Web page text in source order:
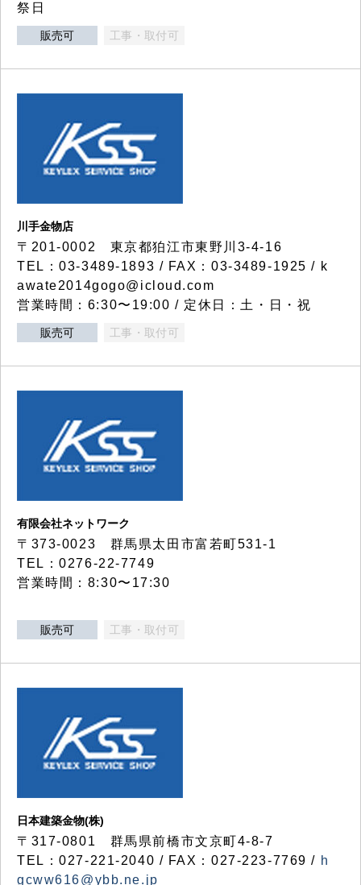
祭日
販売可 工事・取付可
川手金物店
〒201-0002 東京都狛江市東野川3-4-16
TEL：03-3489-1893 / FAX：03-3489-1925 / k
awate2014gogo@icloud.com
営業時間：6:30〜19:00 / 定休日：土・日・祝
販売可 工事・取付可
有限会社ネットワーク
〒373-0023 群馬県太田市富若町531-1
TEL：0276-22-7749
営業時間：8:30〜17:30
販売可 工事・取付可
日本建築金物(株)
〒317‐0801 群馬県前橋市文京町4-8-7
TEL：027-221-2040 / FAX：027-223-7769 / h
gcww616@ybb.ne.jp